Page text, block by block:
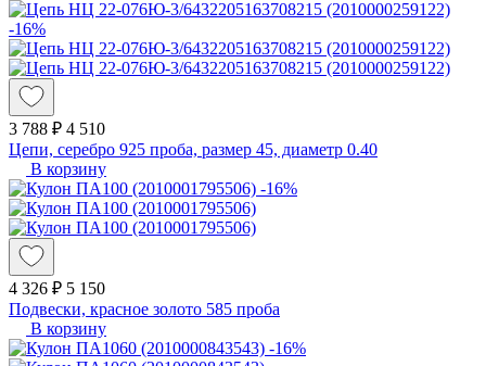
-16%
3 788 ₽ 4 510
Цепи, серебро 925 проба, размер 45, диаметр 0.40
В корзину
-16%
4 326 ₽ 5 150
Подвески, красное золото 585 проба
В корзину
-16%